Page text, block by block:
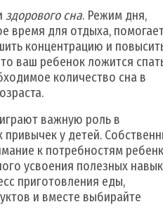
здорового сна. Режим дня,
время для отдыха,
концентрацию и
ваш ребенок ложится
количество сна в
важную роль в
у детей.
к потребностям
усвоения полезных
приготовления еды,
и вместе выбирайте